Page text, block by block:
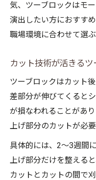
気、ツーブロックはモ
演出したい方におすす
職場環境に合わせて選
カット技術が活きる
ツーブロックはカット
差部分が伸びてくると
が損なわれることがあ
上げ部分のカットが必要
具体的には、2～3週間
上げ部分だけを整える
カットとカットの間で